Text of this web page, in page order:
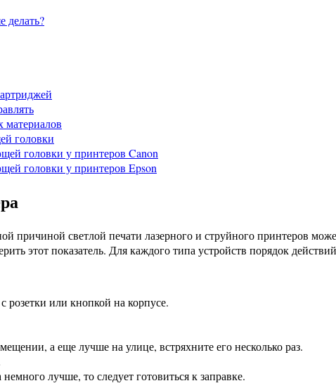
делать?
материалов
головки
головки у принтеров Canon
головки у принтеров Epson
причиной светлой печати лазерного и струйного принтеров
этот показатель. Для каждого типа устройств порядок
розетки или кнопкой на корпусе.
а еще лучше на улице, встряхните его несколько раз.
лучше, то следует готовиться к заправке.